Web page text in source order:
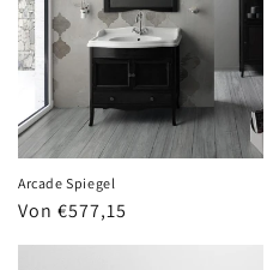
Arcade Spiegel
Normaler
Von €577,15